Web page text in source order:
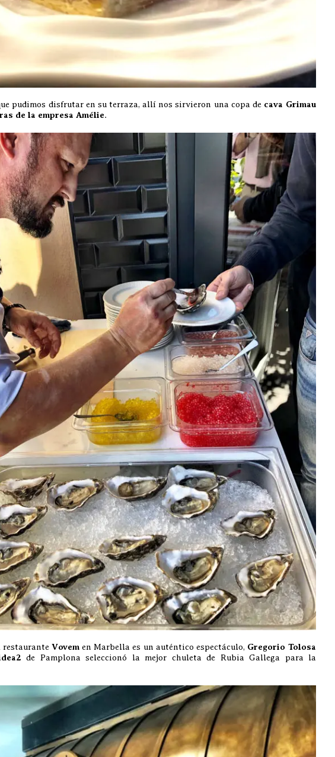
pudimos disfrutar en su terraza, allí nos sirvieron una copa de cava Grimau
de la empresa Amélie.
Vovem en Marbella es un auténtico espectáculo, Gregorio Tolosa
de Pamplona seleccionó la mejor chuleta de Rubia Gallega para la